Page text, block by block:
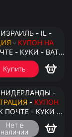
ИЗРАИЛЬ - IL -
- КУПОН НА
Купить
НИДЕРЛАНДЫ -
- КУПОН
ПОЧТЕ - КУКИ -
Нет в
наличии